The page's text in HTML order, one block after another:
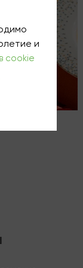
и
cookie